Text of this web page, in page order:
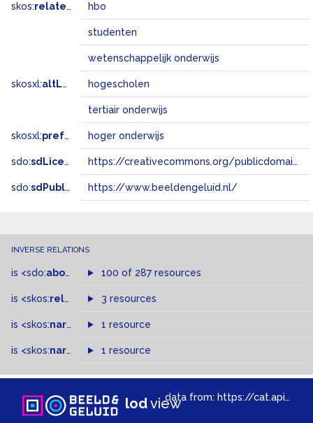
skos:related hbo
studenten
wetenschappelijk onderwijs
skosxl:altLabel hogescholen
tertiair onderwijs
skosxl:prefLabel hoger onderwijs
sdo:sdLicense https://creativecommons.org/publicdomain/zero/1.0/
sdo:sdPublisher https://www.beeldengeluid.nl/
INVERSE RELATIONS
is <sdo:about of 100 of 287 resources
is <skos:related > of3 resources
is <skos:narrowMatch >of
1 resource
is <skos:narrower >of
1 resource
lodviewdata from: https://cat.apis.beeldengeluid.nl/sparql